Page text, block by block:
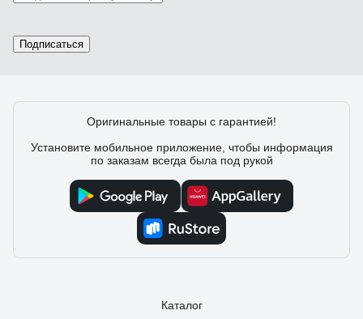
Подписаться
Оригинальные товары с гарантией!
Установите мобильное приложение, чтобы информация
по заказам всегда была под рукой
Каталог